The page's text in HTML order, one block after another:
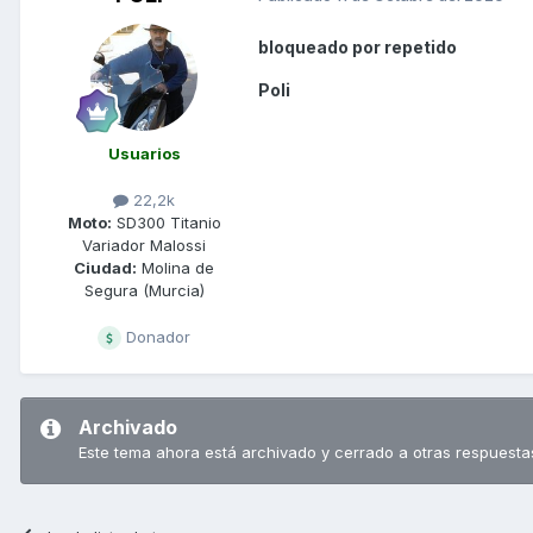
Usuarios
22,2k
Moto: SD300 Titanio
Variador Malossi
Ciudad: Molina de
Segura (Murcia)
Donador
bloqueado por repetido
Poli
Archivado
Este tema ahora está archivado y cerrado a otras